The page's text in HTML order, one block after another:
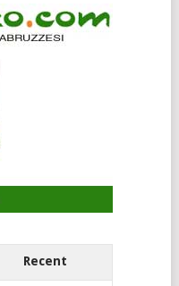
Recent